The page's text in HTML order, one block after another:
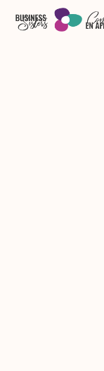
Skip to main content